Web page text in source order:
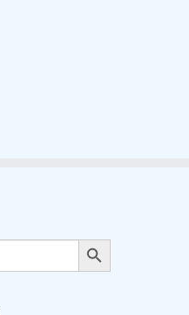
Search Button